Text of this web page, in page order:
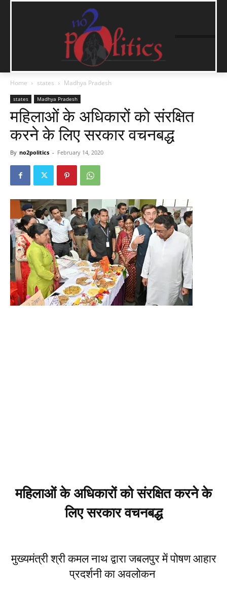
Home states Madhya Pradesh
states Madhya Pradesh
महिलाओं के अधिकारों को संरक्षित
करने के लिए सरकार वचनबद्ध
By no2politics - February 14, 2020
महिलाओं के अधिकारों को संरक्षित करने के
लिए सरकार वचनबद्ध
मुख्यमंत्री श्री कमल नाथ द्वारा जबलपुर में पोषण आहार
प्रदर्शनी का अवलोकन